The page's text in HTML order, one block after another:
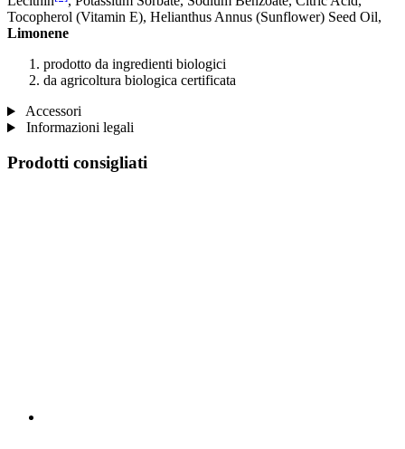
Tocopherol (Vitamin E), Helianthus Annus (Sunflower) Seed Oil,
Limonene
prodotto da ingredienti biologici
da agricoltura biologica certificata
Accessori
Informazioni legali
Prodotti consigliati